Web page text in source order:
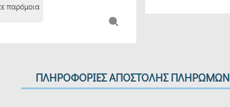
παρόμοια
ΠΛΗΡΟΦΟΡΙΕΣ ΑΠΟΣΤΟΛΗΣ ΠΛΗΡΩΜΩΝ